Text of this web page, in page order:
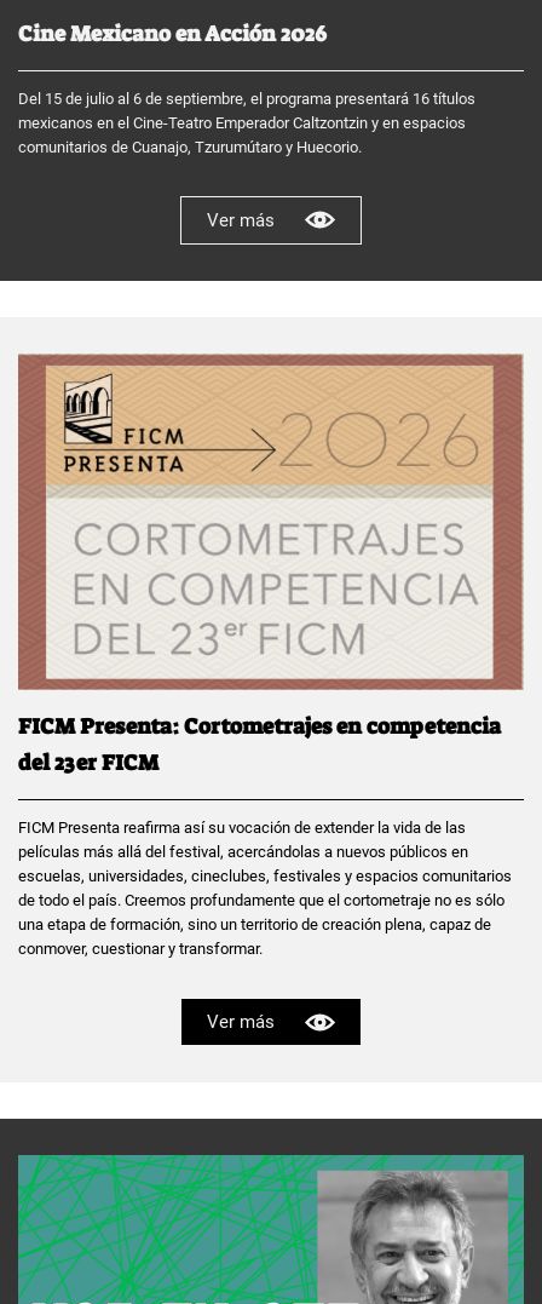
Cine Mexicano en Acción 2026
Del 15 de julio al 6 de septiembre, el programa presentará 16 títulos
mexicanos en el Cine-Teatro Emperador Caltzontzin y en espacios
comunitarios de Cuanajo, Tzurumútaro y Huecorio.
Ver más
FICM Presenta: Cortometrajes en competencia
del 23er FICM
FICM Presenta reafirma así su vocación de extender la vida de las
películas más allá del festival, acercándolas a nuevos públicos en
escuelas, universidades, cineclubes, festivales y espacios comunitarios
de todo el país. Creemos profundamente que el cortometraje no es sólo
una etapa de formación, sino un territorio de creación plena, capaz de
conmover, cuestionar y transformar.
Ver más